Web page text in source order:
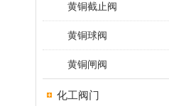
黄铜截止阀
黄铜球阀
黄铜闸阀
化工阀门